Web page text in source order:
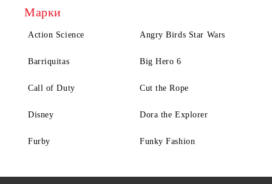
Марки
Action Science Angry Birds Star Wars
Barriquitas Big Hero 6
Call of Duty Cut the Rope
Disney Dora the Explorer
Furby Funky Fashion